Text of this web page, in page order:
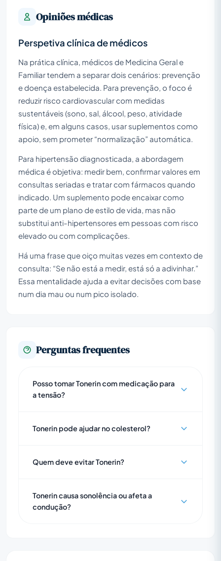
Opiniões médicas
Perspetiva clínica de médicos
Na prática clínica, médicos de Medicina Geral e
Familiar tendem a separar dois cenários: prevenção
e doença estabelecida. Para prevenção, o foco é
reduzir risco cardiovascular com medidas
sustentáveis (sono, sal, álcool, peso, atividade
física) e, em alguns casos, usar suplementos como
apoio, sem prometer “normalização” automática.
Para hipertensão diagnosticada, a abordagem
médica é objetiva: medir bem, confirmar valores em
consultas seriadas e tratar com fármacos quando
indicado. Um suplemento pode encaixar como
parte de um plano de estilo de vida, mas não
substitui anti-hipertensores em pessoas com risco
elevado ou com complicações.
Há uma frase que oiço muitas vezes em contexto de
consulta: “Se não está a medir, está só a adivinhar.”
Essa mentalidade ajuda a evitar decisões com base
num dia mau ou num pico isolado.
Perguntas frequentes
Posso tomar Tonerin com medicação para
a tensão?
Tonerin pode ajudar no colesterol?
Quem deve evitar Tonerin?
Tonerin causa sonolência ou afeta a
condução?